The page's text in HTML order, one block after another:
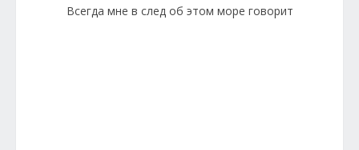
Всегда мне в след об этом море говорит